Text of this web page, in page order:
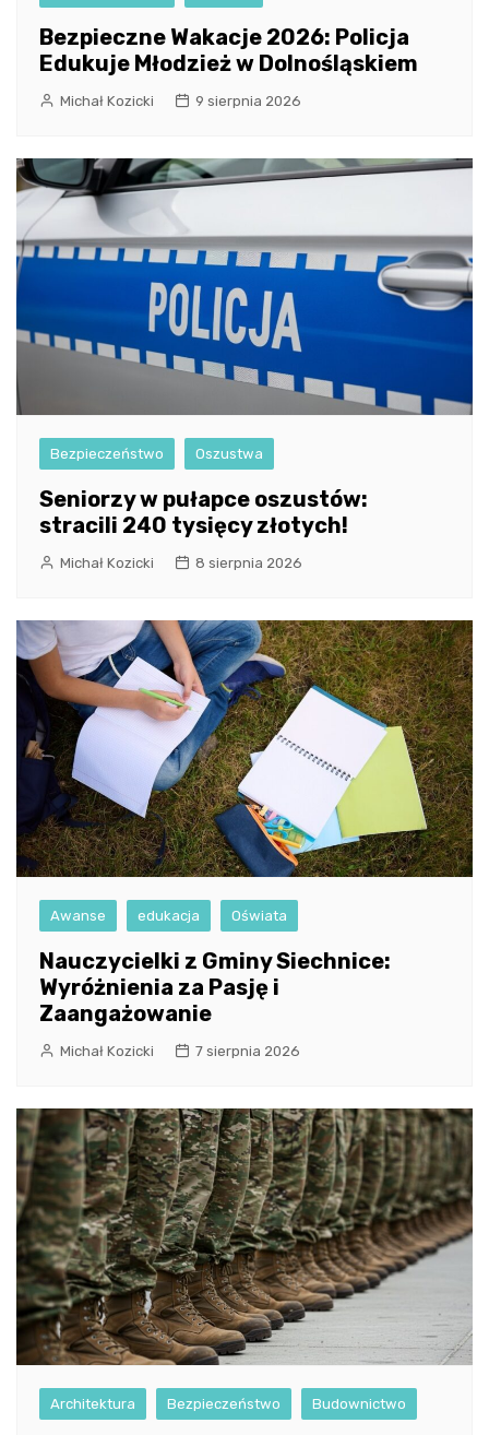
Bezpieczne Wakacje 2026: Policja
Edukuje Młodzież w Dolnośląskiem
Michał Kozicki 9 sierpnia 2026
Bezpieczeństwo Oszustwa
Seniorzy w pułapce oszustów:
stracili 240 tysięcy złotych!
Michał Kozicki 8 sierpnia 2026
Awanse edukacja Oświata
Nauczycielki z Gminy Siechnice:
Wyróżnienia za Pasję i
Zaangażowanie
Michał Kozicki 7 sierpnia 2026
Architektura Bezpieczeństwo Budownictwo